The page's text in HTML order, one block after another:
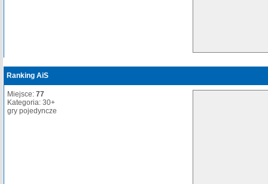
Ranking AiS
Miejsce: 77
Kategoria: 30+
gry pojedyncze